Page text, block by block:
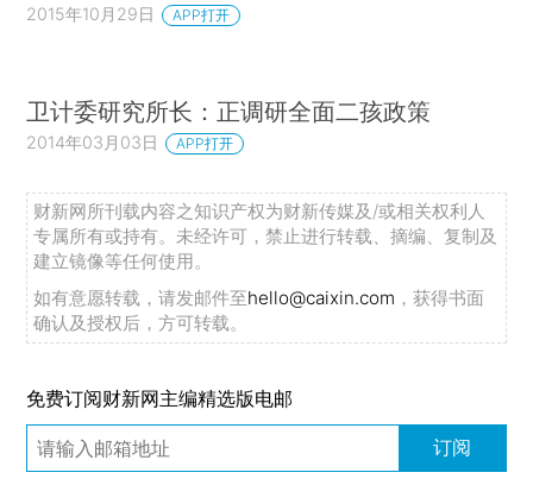
2015年10月29日 APP打开
卫计委研究所长：正调研全面二孩政策
2014年03月03日 APP打开
财新网所刊载内容之知识产权为财新传媒及/或相关权利人
专属所有或持有。未经许可，禁止进行转载、摘编、复制及
建立镜像等任何使用。
如有意愿转载，请发邮件至hello@caixin.com ，获得书面
确认及授权后，方可转载。
免费订阅财新网主编精选版电邮
订阅